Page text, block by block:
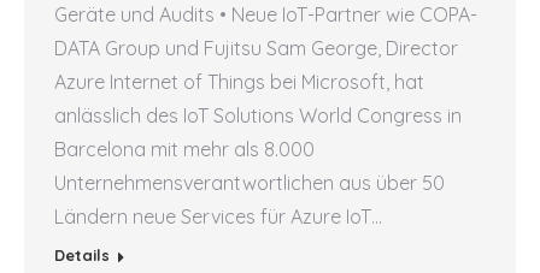
Geräte und Audits • Neue IoT-Partner wie COPA-
DATA Group und Fujitsu Sam George, Director
Azure Internet of Things bei Microsoft, hat
anlässlich des IoT Solutions World Congress in
Barcelona mit mehr als 8.000
Unternehmensverantwortlichen aus über 50
Ländern neue Services für Azure IoT…
Details